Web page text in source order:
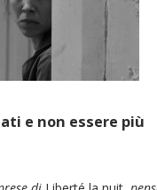
e non essere più